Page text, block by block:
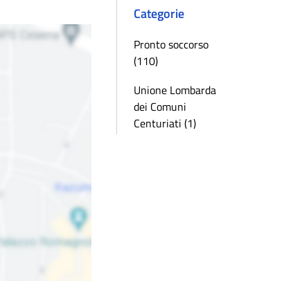
Categorie
Pronto soccorso
(110)
Unione Lombarda
dei Comuni
Centuriati (1)